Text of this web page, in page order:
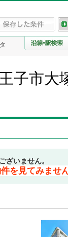
子市大
ざいません。
を見てみませ